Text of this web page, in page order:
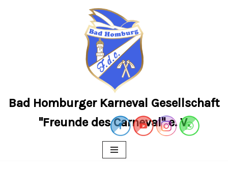
Bad Homburger Karneval Gesellschaft
"Freunde des Carneval" e. V.